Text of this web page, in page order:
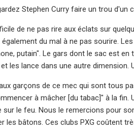
Stephen Curry faire un trou
de ne pas rire aux éclats sur
du mal à ne pas sourire.
putain". Le gars dont le sac est
les lance dans une autre dimension.
garçons de ce mec qui sont tous
à mâcher [du tabac]" à la fin.
sur le feu. Nous le remercions pour
les bâtons. Ces clubs PXG coûtent